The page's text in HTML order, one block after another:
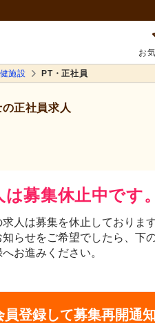
お
施設 PT・正社員
正社員求人
募集休止中です。
人は募集を休止しております
らせをご希望でしたら、下
お進みください。
員登録して募集再開通